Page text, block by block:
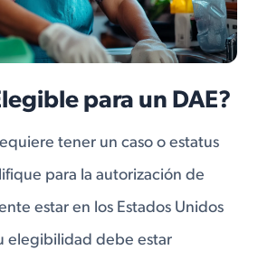
para un DAE?
tener un caso o estatus
para la autorización de
estar en los Estados Unidos
elegibilidad debe estar